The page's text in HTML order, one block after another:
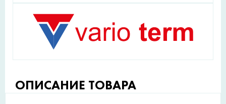
ОПИСАНИЕ ТОВАРА